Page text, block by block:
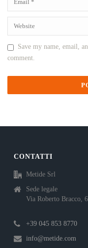
Save my name, email,
comment.
CONTATTI
Metide Srl
Sede legale
Via Roberto Bracco,
+39 045 853 8770
info@metide.com